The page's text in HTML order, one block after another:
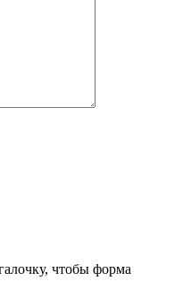
чтобы форма